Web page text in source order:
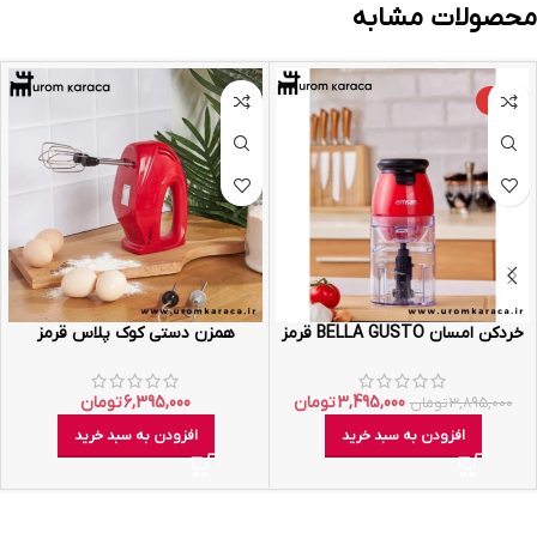
محصولات مشابه
-10%
خردکن امسان BELLA GUSTO قرمز
3,895,000تومان 3,495,000تومان
افزودن به سبد خرید
همزن دستی کوک پلاس قرمز
6,395,000تومان
افزودن به سبد خرید